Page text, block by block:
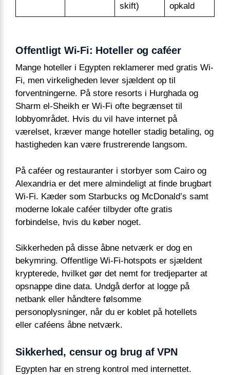
skift)
opkald
Offentligt Wi-Fi: Hoteller og caféer
Mange hoteller i Egypten reklamerer med gratis Wi-
Fi, men virkeligheden lever sjældent op til
forventningerne. På store resorts i Hurghada og
Sharm el-Sheikh er Wi-Fi ofte begrænset til
lobbyområdet. Hvis du vil have internet på
værelset, kræver mange hoteller stadig betaling, og
hastigheden kan være frustrerende langsom.
På caféer og restauranter i storbyer som Cairo og
Alexandria er det mere almindeligt at finde brugbart
Wi-Fi. Kæder som Starbucks og McDonald’s samt
moderne lokale caféer tilbyder ofte gratis
forbindelse, hvis du køber noget.
Sikkerheden på disse åbne netværk er dog en
bekymring. Offentlige Wi-Fi-hotspots er sjældent
krypterede, hvilket gør det nemt for tredjeparter at
opsnappe dine data. Undgå derfor at logge på
netbank eller håndtere følsomme
personoplysninger, når du er koblet på hotellets
eller caféens åbne netværk.
Sikkerhed, censur og brug af VPN
Egypten har en streng kontrol med internettet.